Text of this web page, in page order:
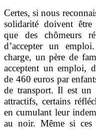
Certes, si nous
solidarité doivent être
que des chômeurs
d’accepter un
charge, un père de
acceptent un emploi,
de 460 euros par
de transport. Il est un
attractifs, certains
en cumulant leur
au noir. Même si ces